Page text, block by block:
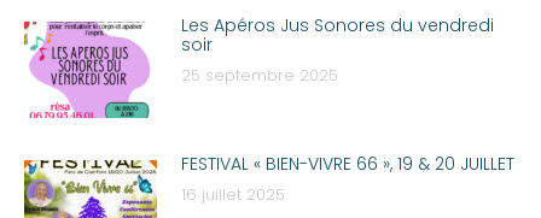
Les Apéros Jus Sonores du vendredi
soir
25 septembre 2025
FESTIVAL « BIEN-VIVRE 66 », 19 & 20 JUILLET
16 juillet 2025